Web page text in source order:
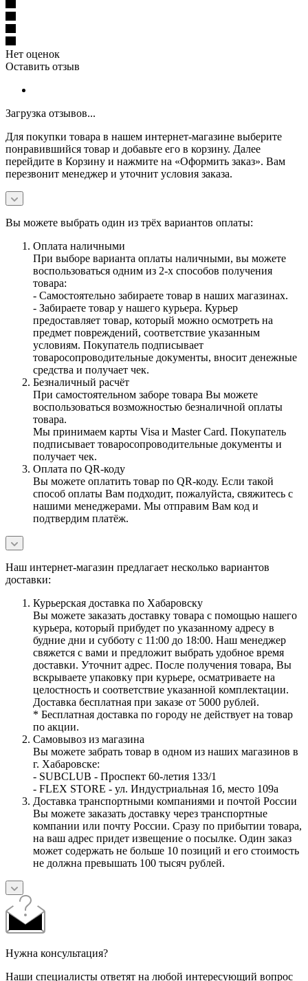
Нет оценок
Оставить отзыв
Загрузка отзывов...
Для покупки товара в нашем интернет-магазине выберите
понравившийся товар и добавьте его в корзину. Далее
перейдите в Корзину и нажмите на «Оформить заказ». Вам
перезвонит менеджер и уточнит условия заказа.
Вы можете выбрать один из трёх вариантов оплаты:
Оплата наличными
При выборе варианта оплаты наличными, вы можете
воспользоваться одним из 2-х способов получения
товара:
- Самостоятельно забираете товар в наших магазинах.
- Забираете товар у нашего курьера. Курьер
предоставляет товар, который можно осмотреть на
предмет повреждений, соответствие указанным
условиям. Покупатель подписывает
товаросопроводительные документы, вносит денежные
средства и получает чек.
Безналичный расчёт
При самостоятельном заборе товара Вы можете
воспользоваться возможностью безналичной оплаты
товара.
Мы принимаем карты Visa и Master Card. Покупатель
подписывает товаросопроводительные документы и
получает чек.
Оплата по QR-коду
Вы можете оплатить товар по QR-коду. Если такой
способ оплаты Вам подходит, пожалуйста, свяжитесь с
нашими менеджерами. Мы отправим Вам код и
подтвердим платёж.
Наш интернет-магазин предлагает несколько вариантов
доставки:
Курьерская доставка по Хабаровску
Вы можете заказать доставку товара с помощью нашего
курьера, который прибудет по указанному адресу в
будние дни и субботу с 11:00 до 18:00. Наш менеджер
свяжется с вами и предложит выбрать удобное время
доставки. Уточнит адрес. После получения товара, Вы
вскрываете упаковку при курьере, осматриваете на
целостность и соответствие указанной комплектации.
Доставка бесплатная при заказе от 5000 рублей.
* Бесплатная доставка по городу не действует на товар
по акции.
Самовывоз из магазина
Вы можете забрать товар в одном из наших магазинов в
г. Хабаровске:
- SUBCLUB - Проспект 60-летия 133/1
- FLEX STORE - ул. Индустриальная 1б, место 109а
Доставка транспортными компаниями и почтой России
Вы можете заказать доставку через транспортные
компании или почту России. Сразу по прибытии товара,
на ваш адрес придет извещение о посылке. Один заказ
может содержать не больше 10 позиций и его стоимость
не должна превышать 100 тысяч рублей.
Нужна консультация?
Наши специалисты ответят на любой интересующий вопрос